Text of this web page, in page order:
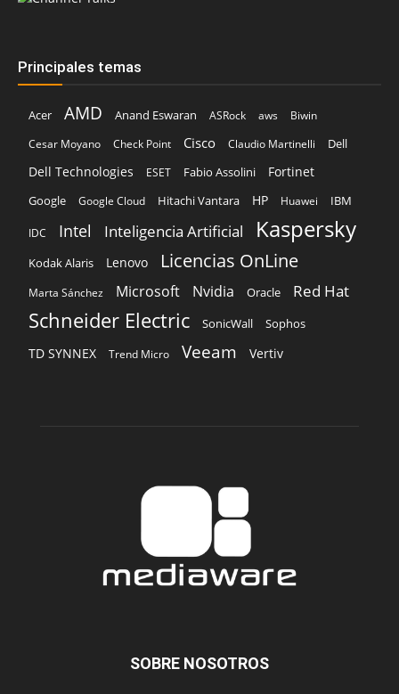
Principales temas
Acer AMD Anand Eswaran ASRock aws
Biwin
Cesar Moyano
Check Point Cisco Claudio Martinelli Dell
Dell Technologies ESET Fabio Assolini Fortinet
Google Google Cloud Hitachi Vantara HP Huawei IBM
IDC Intel Inteligencia Artificial Kaspersky
Kodak Alaris Lenovo Licencias OnLine
Marta Sánchez Microsoft Nvidia Oracle Red Hat
Schneider Electric SonicWall Sophos
TD SYNNEX Trend Micro Veeam Vertiv
SOBRE NOSOTROS